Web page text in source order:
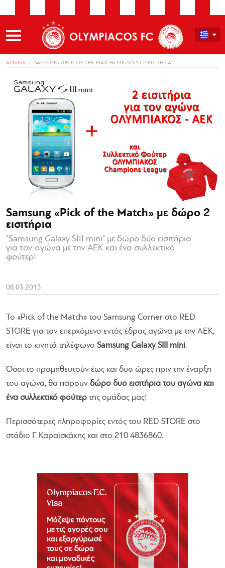
ΑΡΧΙΚΗ SAMSUNG «PICK OF THE MATCH» ΜΕ ΔΩΡΟ 2 ΕΙΣΙΤΗΡΙΑ
Samsung «Pick of the Match» με δώρο 2
εισιτήρια
"Samsung Galaxy SIII mini" με δώρο δύο εισιτήρια
για τον αγώνα με την ΑΕΚ και ένα συλλεκτικό
φούτερ!
08.03.2013
To «Pick of the Match» του Samsung Corner στο RED
STORE για τον επερχόμενο εντός έδρας αγώνα με την ΑΕΚ,
είναι το κινητό τηλέφωνο Samsung Galaxy SIII mini.
Όσοι το προμηθευτούν έως και δυο ώρες πριν την έναρξη
του αγώνα, θα πάρουν δώρο δυο εισιτήρια του αγώνα και
ένα συλλεκτικό φούτερ της ομάδας μας!
Περισσότερες πληροφορίες εντός του RED STORE στο
στάδιο Γ. Καραϊσκάκης και στο 210 4836860.